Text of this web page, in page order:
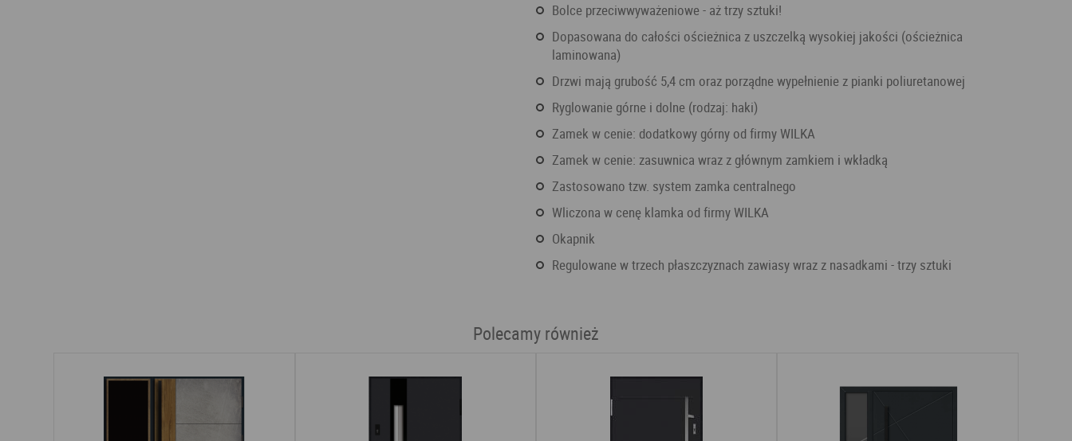
Bolce przeciwwyważeniowe - aż trzy sztuki!
Dopasowana do całości ościeżnica z uszczelką wysokiej jakości (ościeżnica
laminowana)
Drzwi mają grubość 5,4 cm oraz porządne wypełnienie z pianki poliuretanowej
Ryglowanie górne i dolne (rodzaj: haki)
Zamek w cenie: dodatkowy górny od firmy WILKA
Zamek w cenie: zasuwnica wraz z głównym zamkiem i wkładką
Zastosowano tzw. system zamka centralnego
Wliczona w cenę klamka od firmy WILKA
Okapnik
Regulowane w trzech płaszczyznach zawiasy wraz z nasadkami - trzy sztuki
Polecamy również